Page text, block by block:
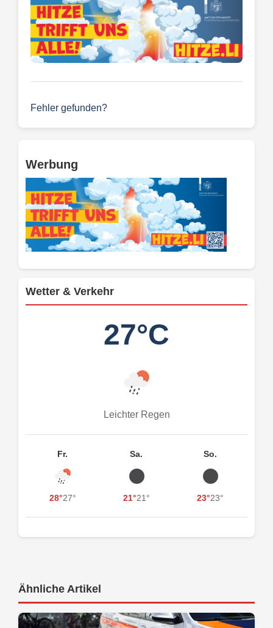
Fehler gefunden?
Werbung
Wetter & Verkehr
27°C
Leichter Regen
Fr.
28°27°
Sa.
21°21°
So.
23°23°
Ähnliche Artikel